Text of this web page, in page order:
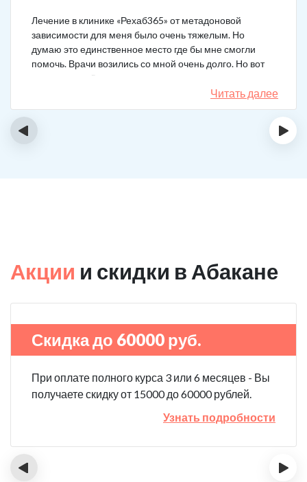
Лечение в клинике «Рехаб365» от метадоновой
зависимости для меня было очень тяжелым. Но
думаю это единственное место где бы мне смогли
помочь. Врачи возились со мной очень долго. Но вот
теперь я уже 5 месяцев не принимаю наркотики.
Читать далее
‹ ›
Акции и скидки в Абакане
Скидка до 60000 руб.
При оплате полного курса 3 или 6 месяцев - Вы
получаете скидку от 15000 до 60000 рублей.
Узнать подробности
‹ ›